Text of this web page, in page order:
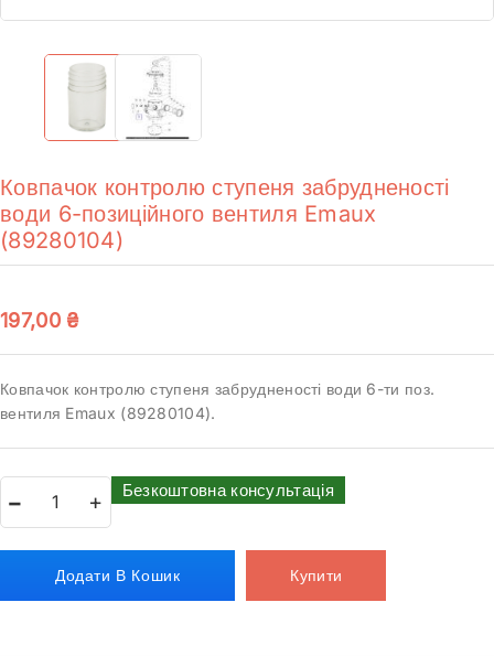
Ковпачок контролю ступеня забрудненості
води 6-позиційного вентиля Emaux
(89280104)
197,00 ₴
Ковпачок контролю ступеня забрудненості води 6-ти поз.
вентиля Emaux (89280104).
Додати В Кошик Купити
Безкоштовна консультація